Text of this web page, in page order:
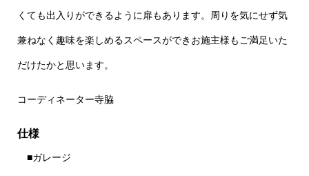
くても出入りができるように扉もあります。周りを気にせず気
兼ねなく趣味を楽しめるスペースができお施主様もご満足いた
だけたかと思います。
コーディネーター寺脇
仕様
■ガレージ